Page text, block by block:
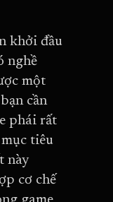
khởi đầu
nghề
một
cần
phái rất
tiêu
này
cơ chế